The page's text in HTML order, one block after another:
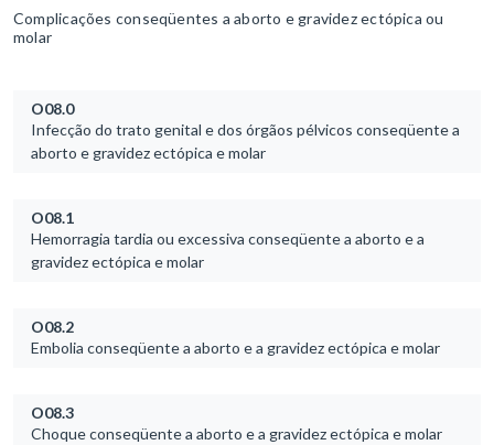
Complicações conseqüentes a aborto e gravidez ectópica ou
molar
O08.0
Infecção do trato genital e dos órgãos pélvicos conseqüente a
aborto e gravidez ectópica e molar
O08.1
Hemorragia tardia ou excessiva conseqüente a aborto e a
gravidez ectópica e molar
O08.2
Embolia conseqüente a aborto e a gravidez ectópica e molar
O08.3
Choque conseqüente a aborto e a gravidez ectópica e molar